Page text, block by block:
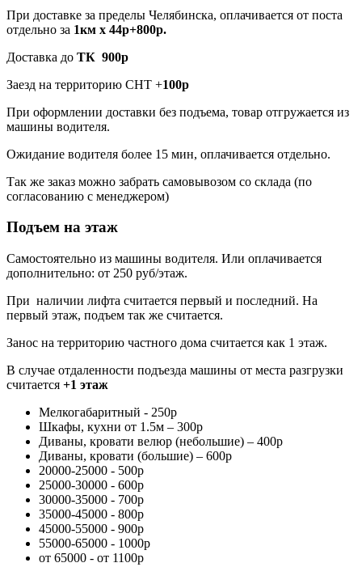
При доставке за пределы Челябинска, оплачивается от поста
отдельно за 1км х 44р+800р.
Доставка до ТК 900р
Заезд на территорию СНТ +100р
При оформлении доставки без подъема, товар отгружается из
машины водителя.
Ожидание водителя более 15 мин, оплачивается отдельно.
Так же заказ можно забрать самовывозом со склада (по
согласованию с менеджером)
Подъем на этаж
Самостоятельно из машины водителя. Или оплачивается
дополнительно: от 250 руб/этаж.
При наличии лифта считается первый и последний. На
первый этаж, подъем так же считается.
Занос на территорию частного дома считается как 1 этаж.
В случае отдаленности подъезда машины от места разгрузки
считается +1 этаж
Мелкогабаритный - 250р
Шкафы, кухни от 1.5м – 300р
Диваны, кровати велюр (небольшие) – 400р
Диваны, кровати (большие) – 600р
20000-25000 - 500р
25000-30000 - 600р
30000-35000 - 700р
35000-45000 - 800р
45000-55000 - 900р
55000-65000 - 1000р
от 65000 - от 1100р